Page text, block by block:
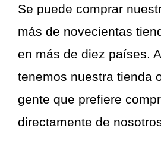
Se puede comprar
más de novecientas
en más de diez países.
tenemos nuestra tienda
gente que prefiere
directamente de